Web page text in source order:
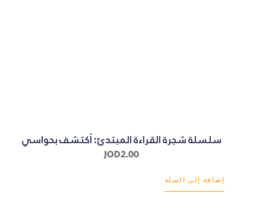
سلسلة شجرة القراءة المبتدئ: أكتشف بحواسي
JOD2.00
إضافة إلى السلة